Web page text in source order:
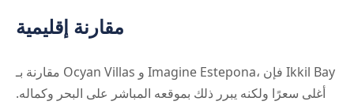
مقارنة إقليمية
مقارنة بـ Ocyan Villas و Imagine Estepona، فإن Ikkil Bay
أغلى سعرًا ولكنه يبرر ذلك بموقعه المباشر على البحر وكماله.